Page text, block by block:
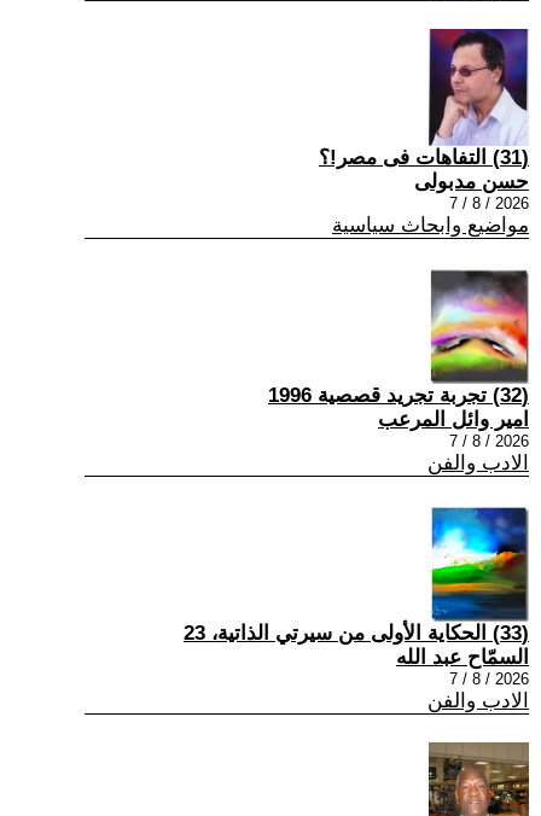
(31) التفاهات فى مصر!؟
حسن مدبولى
2026 / 8 / 7
مواضيع وابحاث سياسية
(32) تجربة تجريد قصصية 1996
امير وائل المرعب
2026 / 8 / 7
الادب والفن
(33) الحكاية الأولى من سيرتي الذاتية، 23
السمّاح عبد الله
2026 / 8 / 7
الادب والفن